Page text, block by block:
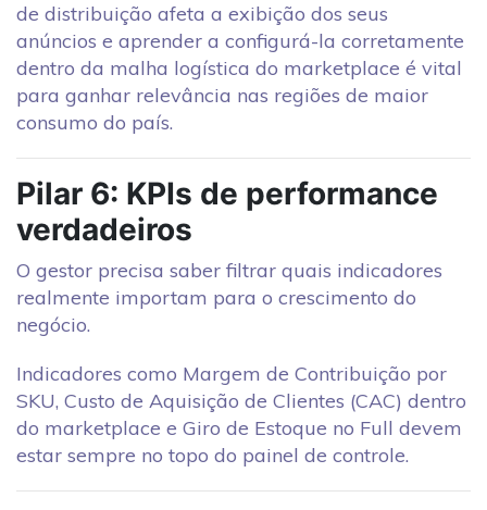
de distribuição afeta a exibição dos seus
anúncios e aprender a configurá-la corretamente
dentro da malha logística do marketplace é vital
para ganhar relevância nas regiões de maior
consumo do país.
Pilar 6: KPIs de performance
verdadeiros
O gestor precisa saber filtrar quais indicadores
realmente importam para o crescimento do
negócio.
Indicadores como Margem de Contribuição por
SKU, Custo de Aquisição de Clientes (CAC) dentro
do marketplace e Giro de Estoque no Full devem
estar sempre no topo do painel de controle.